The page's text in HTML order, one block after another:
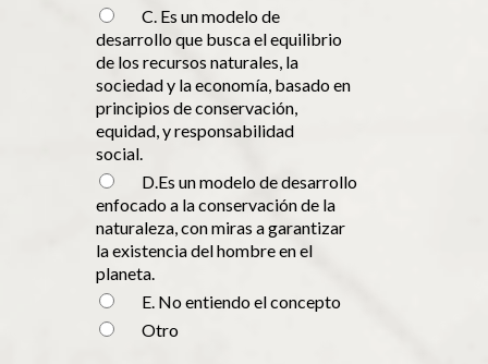
C. Es un modelo de
desarrollo que busca el equilibrio
de los recursos naturales, la
sociedad y la economía, basado en
principios de conservación,
equidad, y responsabilidad
social.
D.Es un modelo de desarrollo
enfocado a la conservación de la
naturaleza, con miras a garantizar
la existencia del hombre en el
planeta.
E. No entiendo el concepto
Otro